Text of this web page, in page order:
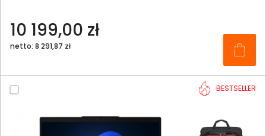
10 199,00 zł
netto: 8 291,87 zł
BESTSELLER